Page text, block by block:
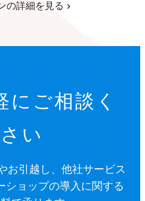
の詳細を見る
にご相談く
い
お引越し、他社サービス
ショップの導入に関する